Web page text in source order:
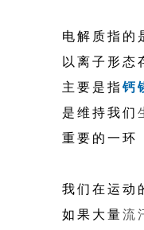
电解质指的
以离子形态
主要是指钙
是维持我们
重要的一环
我们在运动
如果大量流